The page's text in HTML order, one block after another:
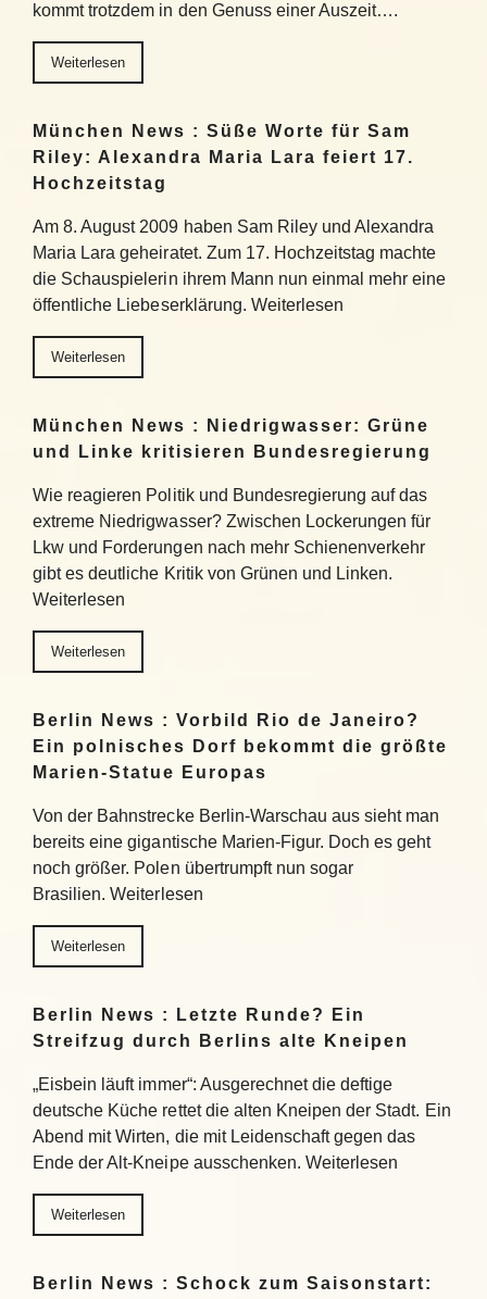
kommt trotzdem in den Genuss einer Auszeit….
Weiterlesen
München News : Süße Worte für Sam
Riley: Alexandra Maria Lara feiert 17.
Hochzeitstag
Am 8. August 2009 haben Sam Riley und Alexandra
Maria Lara geheiratet. Zum 17. Hochzeitstag machte
die Schauspielerin ihrem Mann nun einmal mehr eine
öffentliche Liebeserklärung. Weiterlesen
Weiterlesen
München News : Niedrigwasser: Grüne
und Linke kritisieren Bundesregierung
Wie reagieren Politik und Bundesregierung auf das
extreme Niedrigwasser? Zwischen Lockerungen für
Lkw und Forderungen nach mehr Schienenverkehr
gibt es deutliche Kritik von Grünen und Linken.
Weiterlesen
Weiterlesen
Berlin News : Vorbild Rio de Janeiro?
Ein polnisches Dorf bekommt die größte
Marien-Statue Europas
Von der Bahnstrecke Berlin-Warschau aus sieht man
bereits eine gigantische Marien-Figur. Doch es geht
noch größer. Polen übertrumpft nun sogar
Brasilien. Weiterlesen
Weiterlesen
Berlin News : Letzte Runde? Ein
Streifzug durch Berlins alte Kneipen
„Eisbein läuft immer“: Ausgerechnet die deftige
deutsche Küche rettet die alten Kneipen der Stadt. Ein
Abend mit Wirten, die mit Leidenschaft gegen das
Ende der Alt-Kneipe ausschenken. Weiterlesen
Weiterlesen
Berlin News : Schock zum Saisonstart: